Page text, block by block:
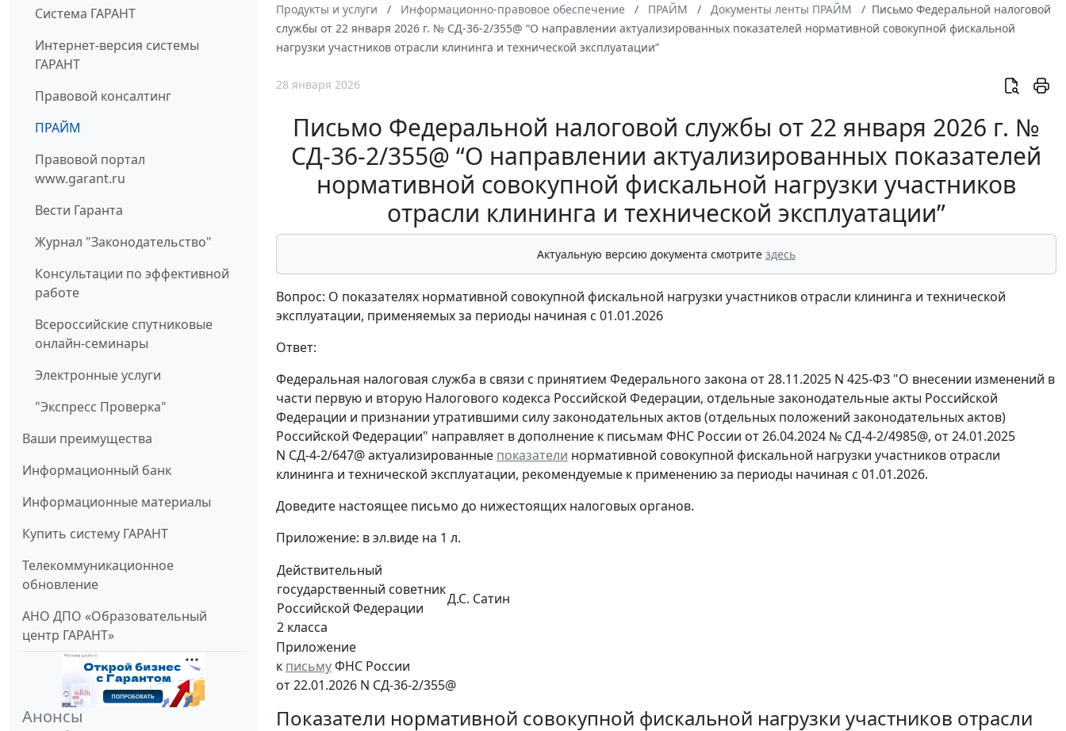
Система ГАРАНТ
Интернет-версия системы
ГАРАНТ
Правовой консалтинг
ПРАЙМ
Правовой портал
www.garant.ru
Вести Гаранта
Журнал "Законодательство"
Консультации по эффективной
работе
Всероссийские спутниковые
онлайн-семинары
Электронные услуги
"Экспресс Проверка"
Ваши преимущества
Информационный банк
Информационные материалы
Купить систему ГАРАНТ
Телекоммуникационное
обновление
АНО ДПО «Образовательный
центр ГАРАНТ»
Анонсы
Продукты и услуги Информационно-правовое обеспечение ПРАЙМ Документы ленты ПРАЙМ
Письмо Федеральной налоговой
службы от 22 января 2026 г. № СД-36-2/355@ “О направлении актуализированных показателей нормативной совокупной фискальной
нагрузки участников отрасли клининга и технической эксплуатации”
28 января 2026
Письмо Федеральной налоговой службы от 22 января 2026 г. №
СД-36-2/355@ “О направлении актуализированных показателей
нормативной совокупной фискальной нагрузки участников
отрасли клининга и технической эксплуатации”
Актуальную версию документа смотрите здесь
Вопрос: О показателях нормативной совокупной фискальной нагрузки участников отрасли клининга и технической
эксплуатации, применяемых за периоды начиная с 01.01.2026
Ответ:
Федеральная налоговая служба в связи с принятием Федерального закона от 28.11.2025 N 425-ФЗ "О внесении изменений в
части первую и вторую Налогового кодекса Российской Федерации, отдельные законодательные акты Российской
Федерации и признании утратившими силу законодательных актов (отдельных положений законодательных актов)
Российской Федерации" направляет в дополнение к письмам ФНС России от 26.04.2024 № СД-4-2/4985@, от 24.01.2025
N СД-4-2/647@ актуализированные показатели нормативной совокупной фискальной нагрузки участников отрасли
клининга и технической эксплуатации, рекомендуемые к применению за периоды начиная с 01.01.2026.
Доведите настоящее письмо до нижестоящих налоговых органов.
Приложение: в эл.виде на 1 л.
Действительный
государственный советник
Российской Федерации
2 класса
Д.С. Сатин
Приложение
к письмуФНС России
от 22.01.2026 N СД-36-2/355@
Показатели нормативной совокупной фискальной нагрузки участников отрасли